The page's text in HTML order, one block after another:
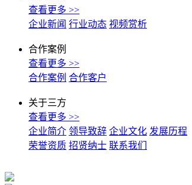
查看更多 >>
企业新闻 行业动态 视频赏析
合作案例
查看更多 >>
合作案例 合作客户
关于三方
查看更多 >>
企业简介 领导致辞 企业文化 发展历程
荣誉资质 招贤纳士 联系我们